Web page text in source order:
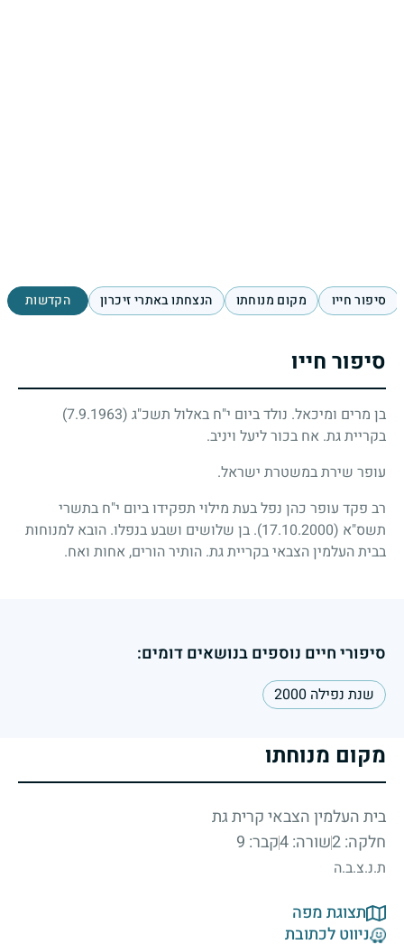
סיפור חייו מקום מנוחתו הנצחתו באתרי זיכרון הקדשות
סיפור חייו
בן מרים ומיכאל. נולד ביום י"ח באלול תשכ"ג (7.9.1963)
בקריית גת. אח בכור ליעל ויניב.
עופר שירת במשטרת ישראל.
רב פקד עופר כהן נפל בעת מילוי תפקידו ביום י"ח בתשרי
תשס"א (17.10.2000)
. בן שלושים ושבע בנפלו. הובא למנוחות
בבית העלמין הצבאי בקריית גת. הותיר הורים, אחות ואח.
סיפורי חיים נוספים בנושאים דומים:
שנת נפילה 2000
מקום מנוחתו
בית העלמין הצבאי קרית גת
חלקה: 2
שורה: 4 קבר: 9
ת.נ.צ.ב.ה
תצוגת מפה
ניווט לכתובת